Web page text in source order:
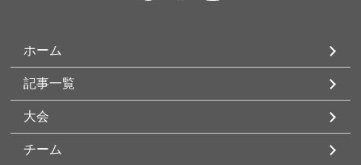
ホーム
記事一覧
大会
チーム